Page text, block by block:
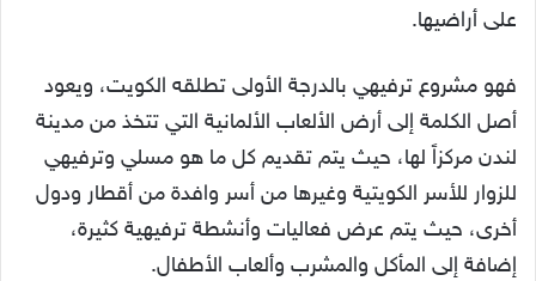
على أراضيها.
فهو مشروع ترفيهي بالدرجة الأولى تطلقه الكويت، ويعود
أصل الكلمة إلى أرض الألعاب الألمانية التي تتخذ من مدينة
لندن مركزاً لها، حيث يتم تقديم كل ما هو مسلي وترفيهي
للزوار للأسر الكويتية وغيرها من أسر وافدة من أقطار ودول
أخرى، حيث يتم عرض فعاليات وأنشطة ترفيهية كثيرة،
إضافة إلى المأكل والمشرب وألعاب الأطفال.